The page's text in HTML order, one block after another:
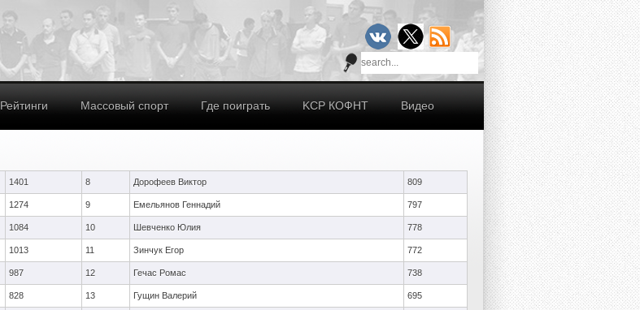
Рейтинги Массовый спорт Где поиграть KCР КОФНТ Видео
1401 8 Дорофеев Виктор 809
1274 9 Емельянов Геннадий 797
1084 10 Шевченко Юлия 778
1013 11 Зинчук Егор 772
987 12 Гечас Ромас 738
828 13 Гущин Валерий 695